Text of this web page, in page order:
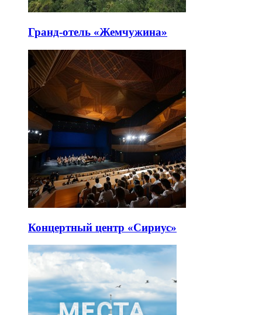
Гранд-отель «Жемчужина»
Концертный центр «Сириус»